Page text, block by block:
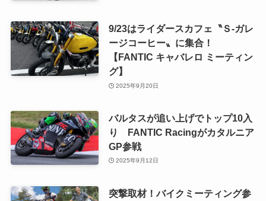
9/23はライダースカフェ〝Ｓ-ガレ
ージコーヒー〟に集合！
【FANTIC キャバレロ ミーティン
グ】
2025年9月20日
バルタスが追い上げでトップ10入
り FANTIC Racingがカタルニア
GP参戦
2025年9月12日
突撃取材！バイクミーティング参